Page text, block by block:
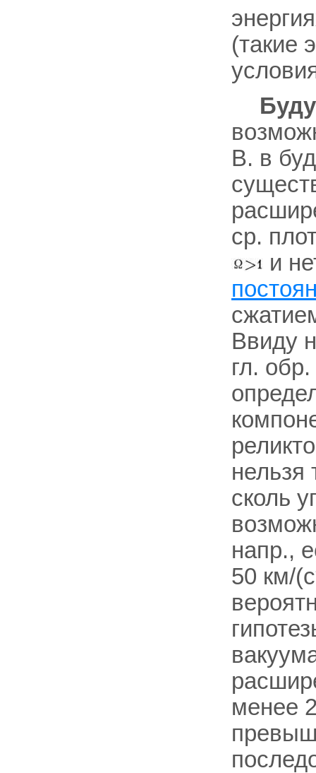
(такие
В. в
ср.
и
Ввиду
гл.
нельзя
сколь
напр.,
50 км/
менее